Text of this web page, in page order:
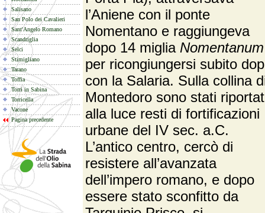
Salisano
San Polo dei Cavalieri
Sant'Angelo Romano
Scandriglia
Selci
Stimigliano
Tarano
Toffia
Torri in Sabina
Torricella
Vacone
Pagina precedente
l’Aniene con il ponte
Nomentano e raggiungeva
dopo 14 miglia Nomentanum
per ricongiungersi subito
con la Salaria. Sulla collina
Montedoro sono stati
alla luce resti di fortificazioni
urbane del IV sec. a.C.
L’antico centro, cercò di
resistere all’avanzata
dell’impero romano, e dopo
essere stato sconfitto da